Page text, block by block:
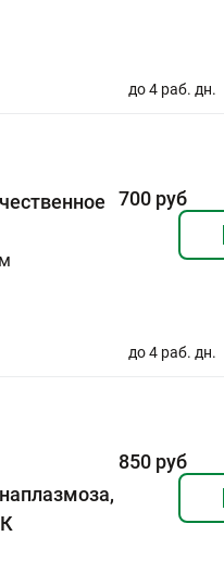
до 4 раб. дн.
700 руб
до 4 раб. дн.
850 руб